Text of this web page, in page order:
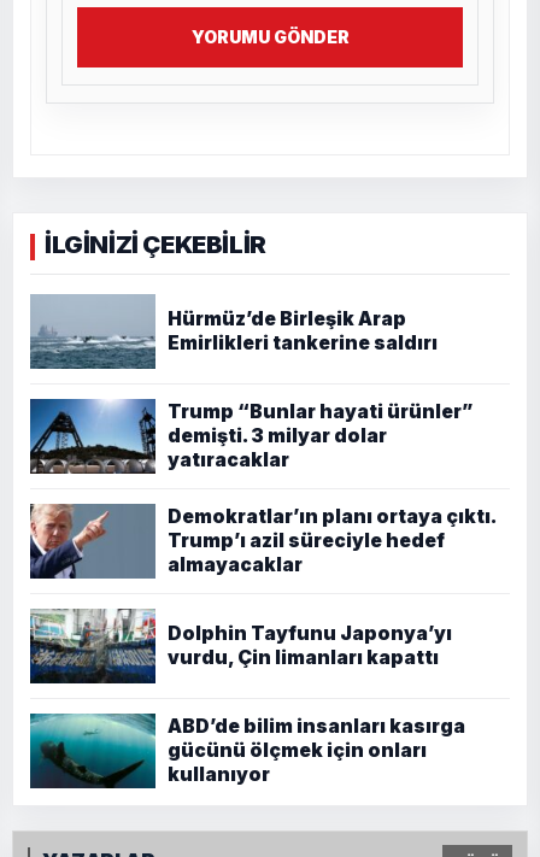
YORUMU GÖNDER
İLGİNİZİ ÇEKEBİLİR
Hürmüz’de Birleşik Arap
Emirlikleri tankerine saldırı
Trump “Bunlar hayati ürünler”
demişti. 3 milyar dolar
yatıracaklar
Demokratlar’ın planı ortaya çıktı.
Trump’ı azil süreciyle hedef
almayacaklar
Dolphin Tayfunu Japonya’yı
vurdu, Çin limanları kapattı
ABD’de bilim insanları kasırga
gücünü ölçmek için onları
kullanıyor